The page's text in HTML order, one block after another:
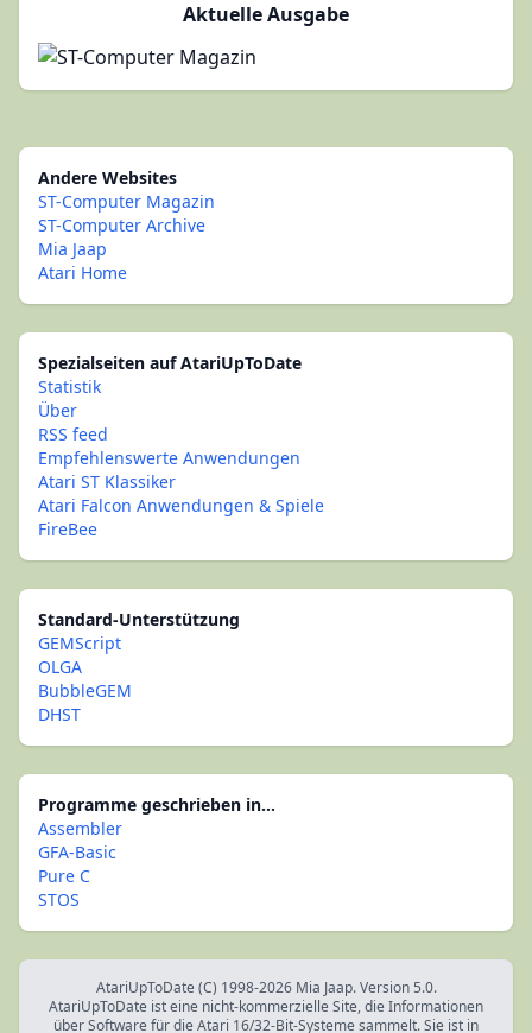
Aktuelle Ausgabe
Andere Websites
ST-Computer Magazin
ST-Computer Archive
Mia Jaap
Atari Home
Spezialseiten auf AtariUpToDate
Statistik
Über
RSS feed
Empfehlenswerte Anwendungen
Atari ST Klassiker
Atari Falcon Anwendungen & Spiele
FireBee
Standard-Unterstützung
GEMScript
OLGA
BubbleGEM
DHST
Programme geschrieben in...
Assembler
GFA-Basic
Pure C
STOS
AtariUpToDate (C) 1998-2026 Mia Jaap. Version 5.0.
AtariUpToDate ist eine nicht-kommerzielle Site, die Informationen
über Software für die Atari 16/32-Bit-Systeme sammelt. Sie ist in